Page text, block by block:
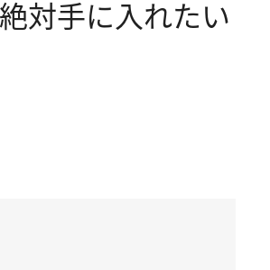
対手に入れたい